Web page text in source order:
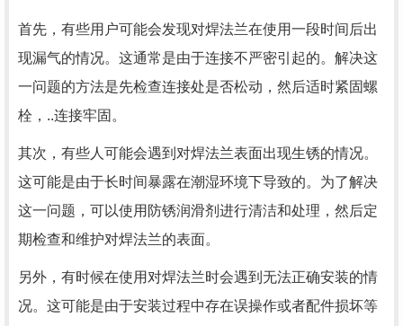
首先，有些用户可能会发现对焊法兰在使用一段时间后出
现漏气的情况。这通常是由于连接不严密引起的。解决这
一问题的方法是先检查连接处是否松动，然后适时紧固螺
栓，..连接牢固。
其次，有些人可能会遇到对焊法兰表面出现生锈的情况。
这可能是由于长时间暴露在潮湿环境下导致的。为了解决
这一问题，可以使用防锈润滑剂进行清洁和处理，然后定
期检查和维护对焊法兰的表面。
另外，有时候在使用对焊法兰时会遇到无法正确安装的情
况。这可能是由于安装过程中存在误操作或者配件损坏等